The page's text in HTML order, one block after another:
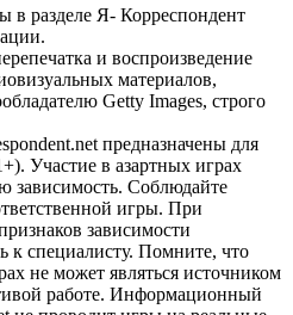
в разделе Я- Корреспондент
и воспроизведение
материалов,
Getty Images, строго
предназначены для
Участие в азартных играх
зависимость. Соблюдайте
игры. При
зависимости
к специалисту. Помните, что
не может являться источником
работе. Информационный